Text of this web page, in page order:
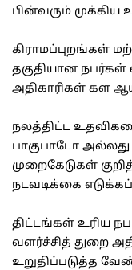
பின்வரும் முக்கிய
கிராமப்புறங்கள்
தகுதியான
அதிகாரிகள் கள
நலத்திட்ட
பாகுபாடோ
முறைகேடுகள்
நடவடிக்கை
திட்டங்கள் உரிய
வளர்ச்சித் துறை
உறுதிப்படுத்த